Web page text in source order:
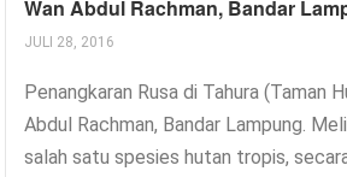
Wan Abdul Rachman, Bandar
JULI 28, 2016
Penangkaran Rusa di Tahura (Taman
Abdul Rachman, Bandar Lampung.
salah satu spesies hutan tropis,